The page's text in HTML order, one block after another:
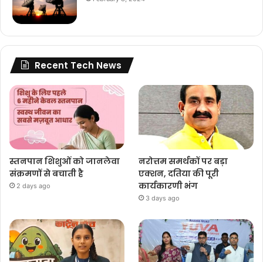
Recent Tech News
स्तनपान शिशुओं को जानलेवा
संक्रमणों से बचाती है
2 days ago
नरोत्तम समर्थकों पर बड़ा
एक्शन, दतिया की पूरी
कार्यकारणी भंग
3 days ago